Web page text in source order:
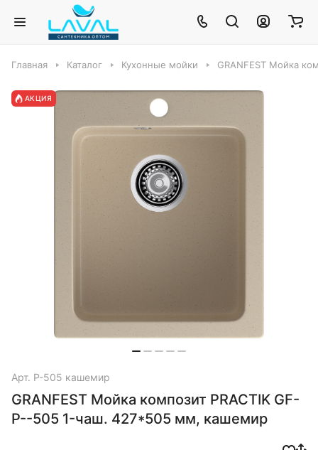
Главная Каталог Кухонные мойки GRANFEST Мойка
АКЦИЯ
Арт. P-505 кашемир
GRANFEST Мойка композит PRACTIK GF-
P--505 1-чаш. 427*505 мм, кашемир